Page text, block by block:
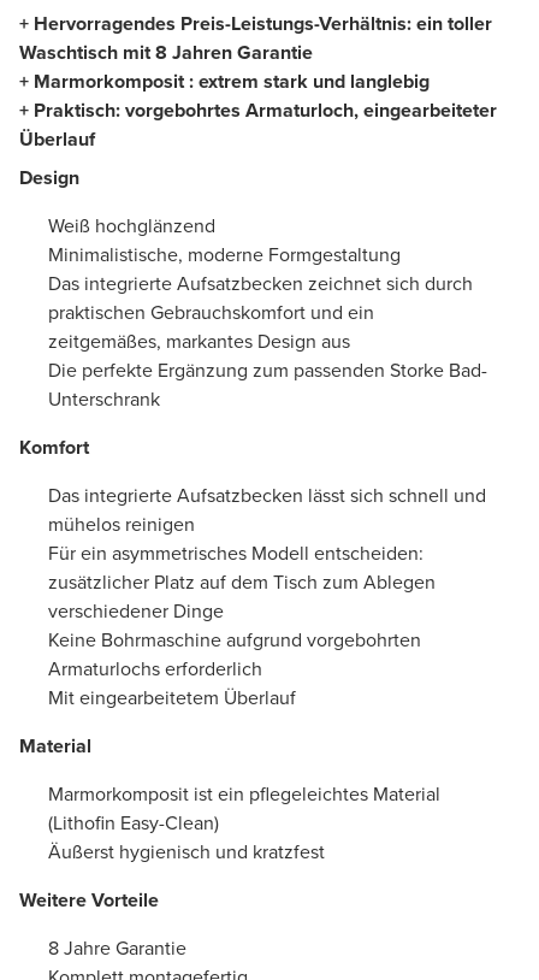
+ Hervorragendes Preis-Leistungs-Verhältnis: ein toller
Waschtisch mit 8 Jahren Garantie
+ Marmorkomposit : extrem stark und langlebig
+ Praktisch: vorgebohrtes Armaturloch, eingearbeiteter
Überlauf
Design
Weiß hochglänzend
Minimalistische, moderne Formgestaltung
Das integrierte Aufsatzbecken zeichnet sich durch
praktischen Gebrauchskomfort und ein
zeitgemäßes, markantes Design aus
Die perfekte Ergänzung zum passenden Storke Bad-
Unterschrank
Komfort
Das integrierte Aufsatzbecken lässt sich schnell und
mühelos reinigen
Für ein asymmetrisches Modell entscheiden:
zusätzlicher Platz auf dem Tisch zum Ablegen
verschiedener Dinge
Keine Bohrmaschine aufgrund vorgebohrten
Armaturlochs erforderlich
Mit eingearbeitetem Überlauf
Material
Marmorkomposit ist ein pflegeleichtes Material
(Lithofin Easy-Clean)
Äußerst hygienisch und kratzfest
Weitere Vorteile
8 Jahre Garantie